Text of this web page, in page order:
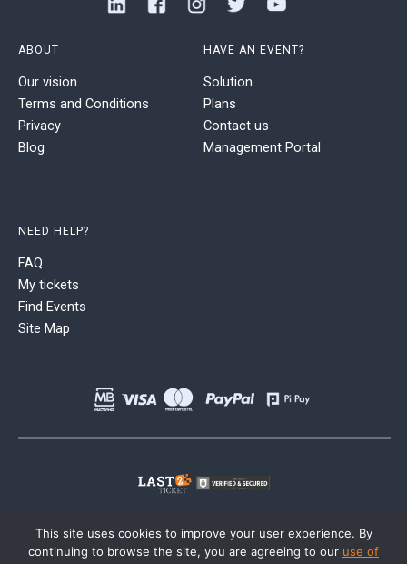
ABOUT
Our vision
Terms and Conditions
Privacy
Blog
HAVE AN EVENT?
Solution
Plans
Contact us
Management Portal
NEED HELP?
FAQ
My tickets
Find Events
Site Map
This site uses cookies to improve your user experience. By
continuing to browse the site, you are agreeing to our use of